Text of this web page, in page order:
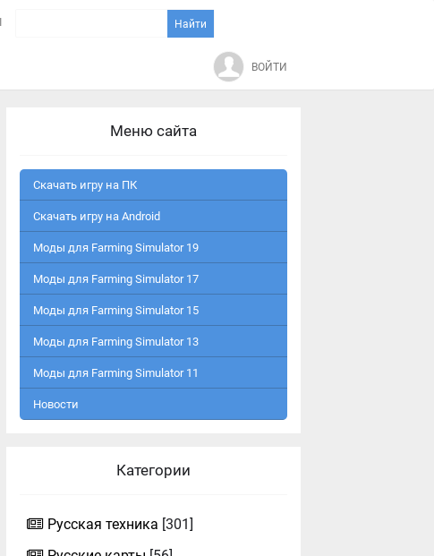
ВОЙТИ
Меню сайта
Скачать игру на ПК
Скачать игру на Android
Моды для Farming Simulator 19
Моды для Farming Simulator 17
Моды для Farming Simulator 15
Моды для Farming Simulator 13
Моды для Farming Simulator 11
Новости
Категории
Русская техника [301]